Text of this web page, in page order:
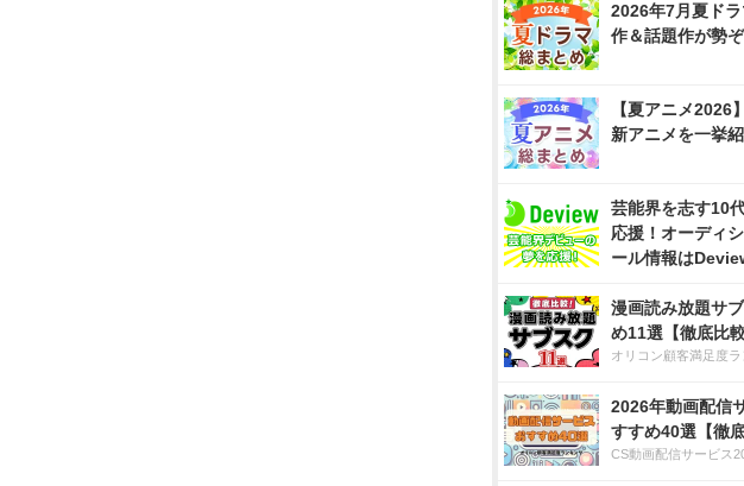
2026年7月夏ドラ
作＆話題作が勢ぞ
【夏アニメ2026
新アニメを一挙紹
芸能界を志す10
応援！オーディ
ール情報は
漫画読み放題サ
め11選【徹底比較
オリコン顧客満足度
2026年動画配信
すすめ40選【徹底
CS動画配信サービス